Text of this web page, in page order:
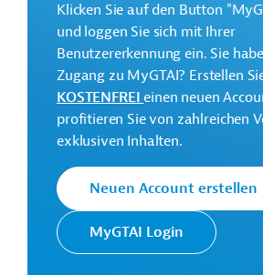
GTAI informiert über dieADB:
Regularien und praktische Hinweise
Geschäftsanbahnung.
Gesamtkosten:
3,37 Millionen US-Dollar
Kontaktadressen
Klicken Sie auf den Button
und loggen Sie sich mit Ihrer
Benutzererkennung ein. Sie
Zugang zu MyGTAI? Erstellen
KOSTENFREIeinen neuen
profitieren Sie von zahlreichen
exklusiven Inhalten.
Neuen Account erstellen
MyGTAI Login